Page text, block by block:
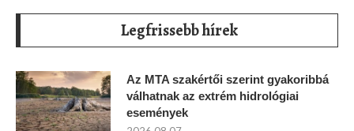
Legfrissebb hírek
Az MTA szakértői szerint gyakoribbá
válhatnak az extrém hidrológiai
események